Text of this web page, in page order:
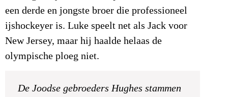
een derde en jongste broer die professioneel
ijshockeyer is. Luke speelt net als Jack voor
New Jersey, maar hij haalde helaas de
olympische ploeg niet.
De Joodse gebroeders Hughes stammen